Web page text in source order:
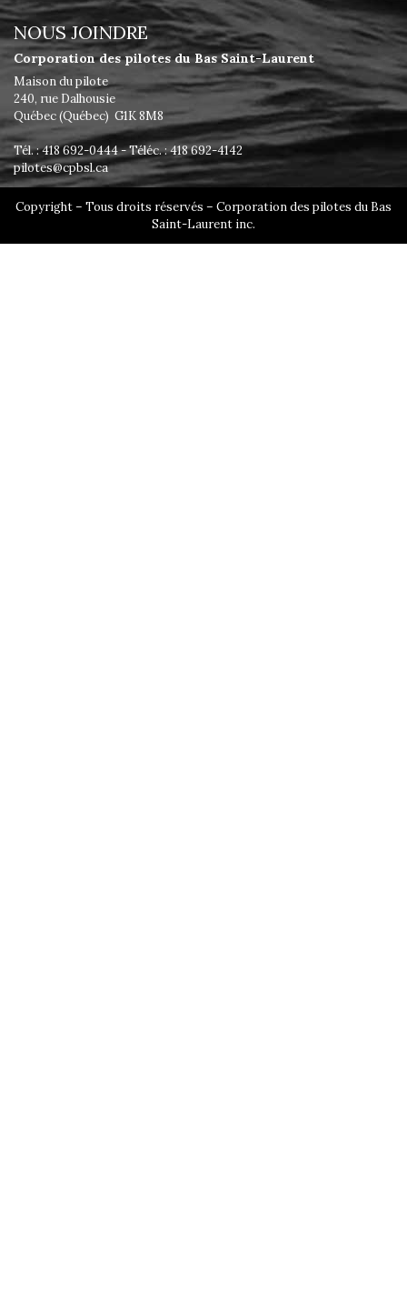
NOUS JOINDRE
Corporation des pilotes du Bas Saint-Laurent
Maison du pilote
240, rue Dalhousie
Québec (Québec) G1K 8M8
Tél. : 418 692-0444 - Téléc. : 418 692-4142
pilotes@cpbsl.ca
Copyright – Tous droits réservés – Corporation des pilotes du Bas
Saint-Laurent inc.